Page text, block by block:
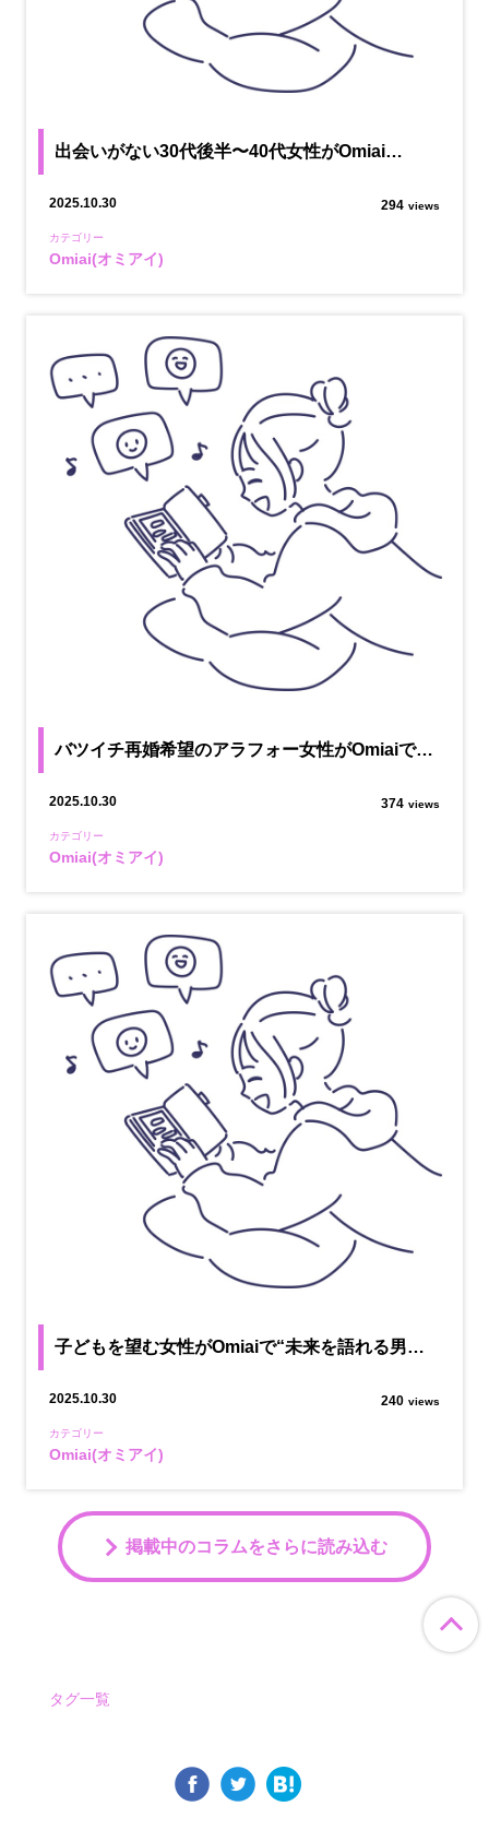
出会いがない30代後半〜40代女性がOmiai…
2025.10.30 294 views
カテゴリー
Omiai(オミアイ)
バツイチ再婚希望のアラフォー女性がOmiaiで…
2025.10.30 374 views
カテゴリー
Omiai(オミアイ)
子どもを望む女性がOmiaiで“未来を語れる男…
2025.10.30 240 views
カテゴリー
Omiai(オミアイ)
掲載中のコラムをさらに読み込む
タグ一覧